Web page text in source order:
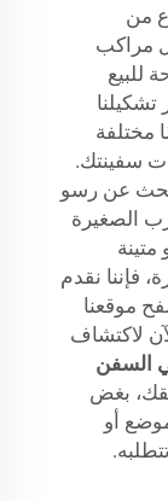
نوع من
مراكب
للبيع
تشكيلنا
مختلفة
سفينتك.
عن رسو
الصغيرة
فإننا نقدم
موقعنا
لاكتشاف
السفن
بغض
أو